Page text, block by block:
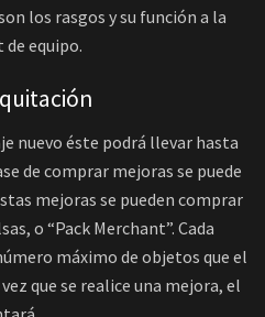
los rasgos y su función a la
de equipo.
nuevo éste podrá llevar hasta
de comprar mejoras se puede
mejoras se pueden comprar
o “Pack Merchant”. Cada
máximo de objetos que el
que se realice una mejora, el